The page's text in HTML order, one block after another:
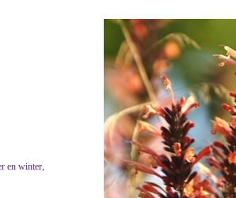
en winter,